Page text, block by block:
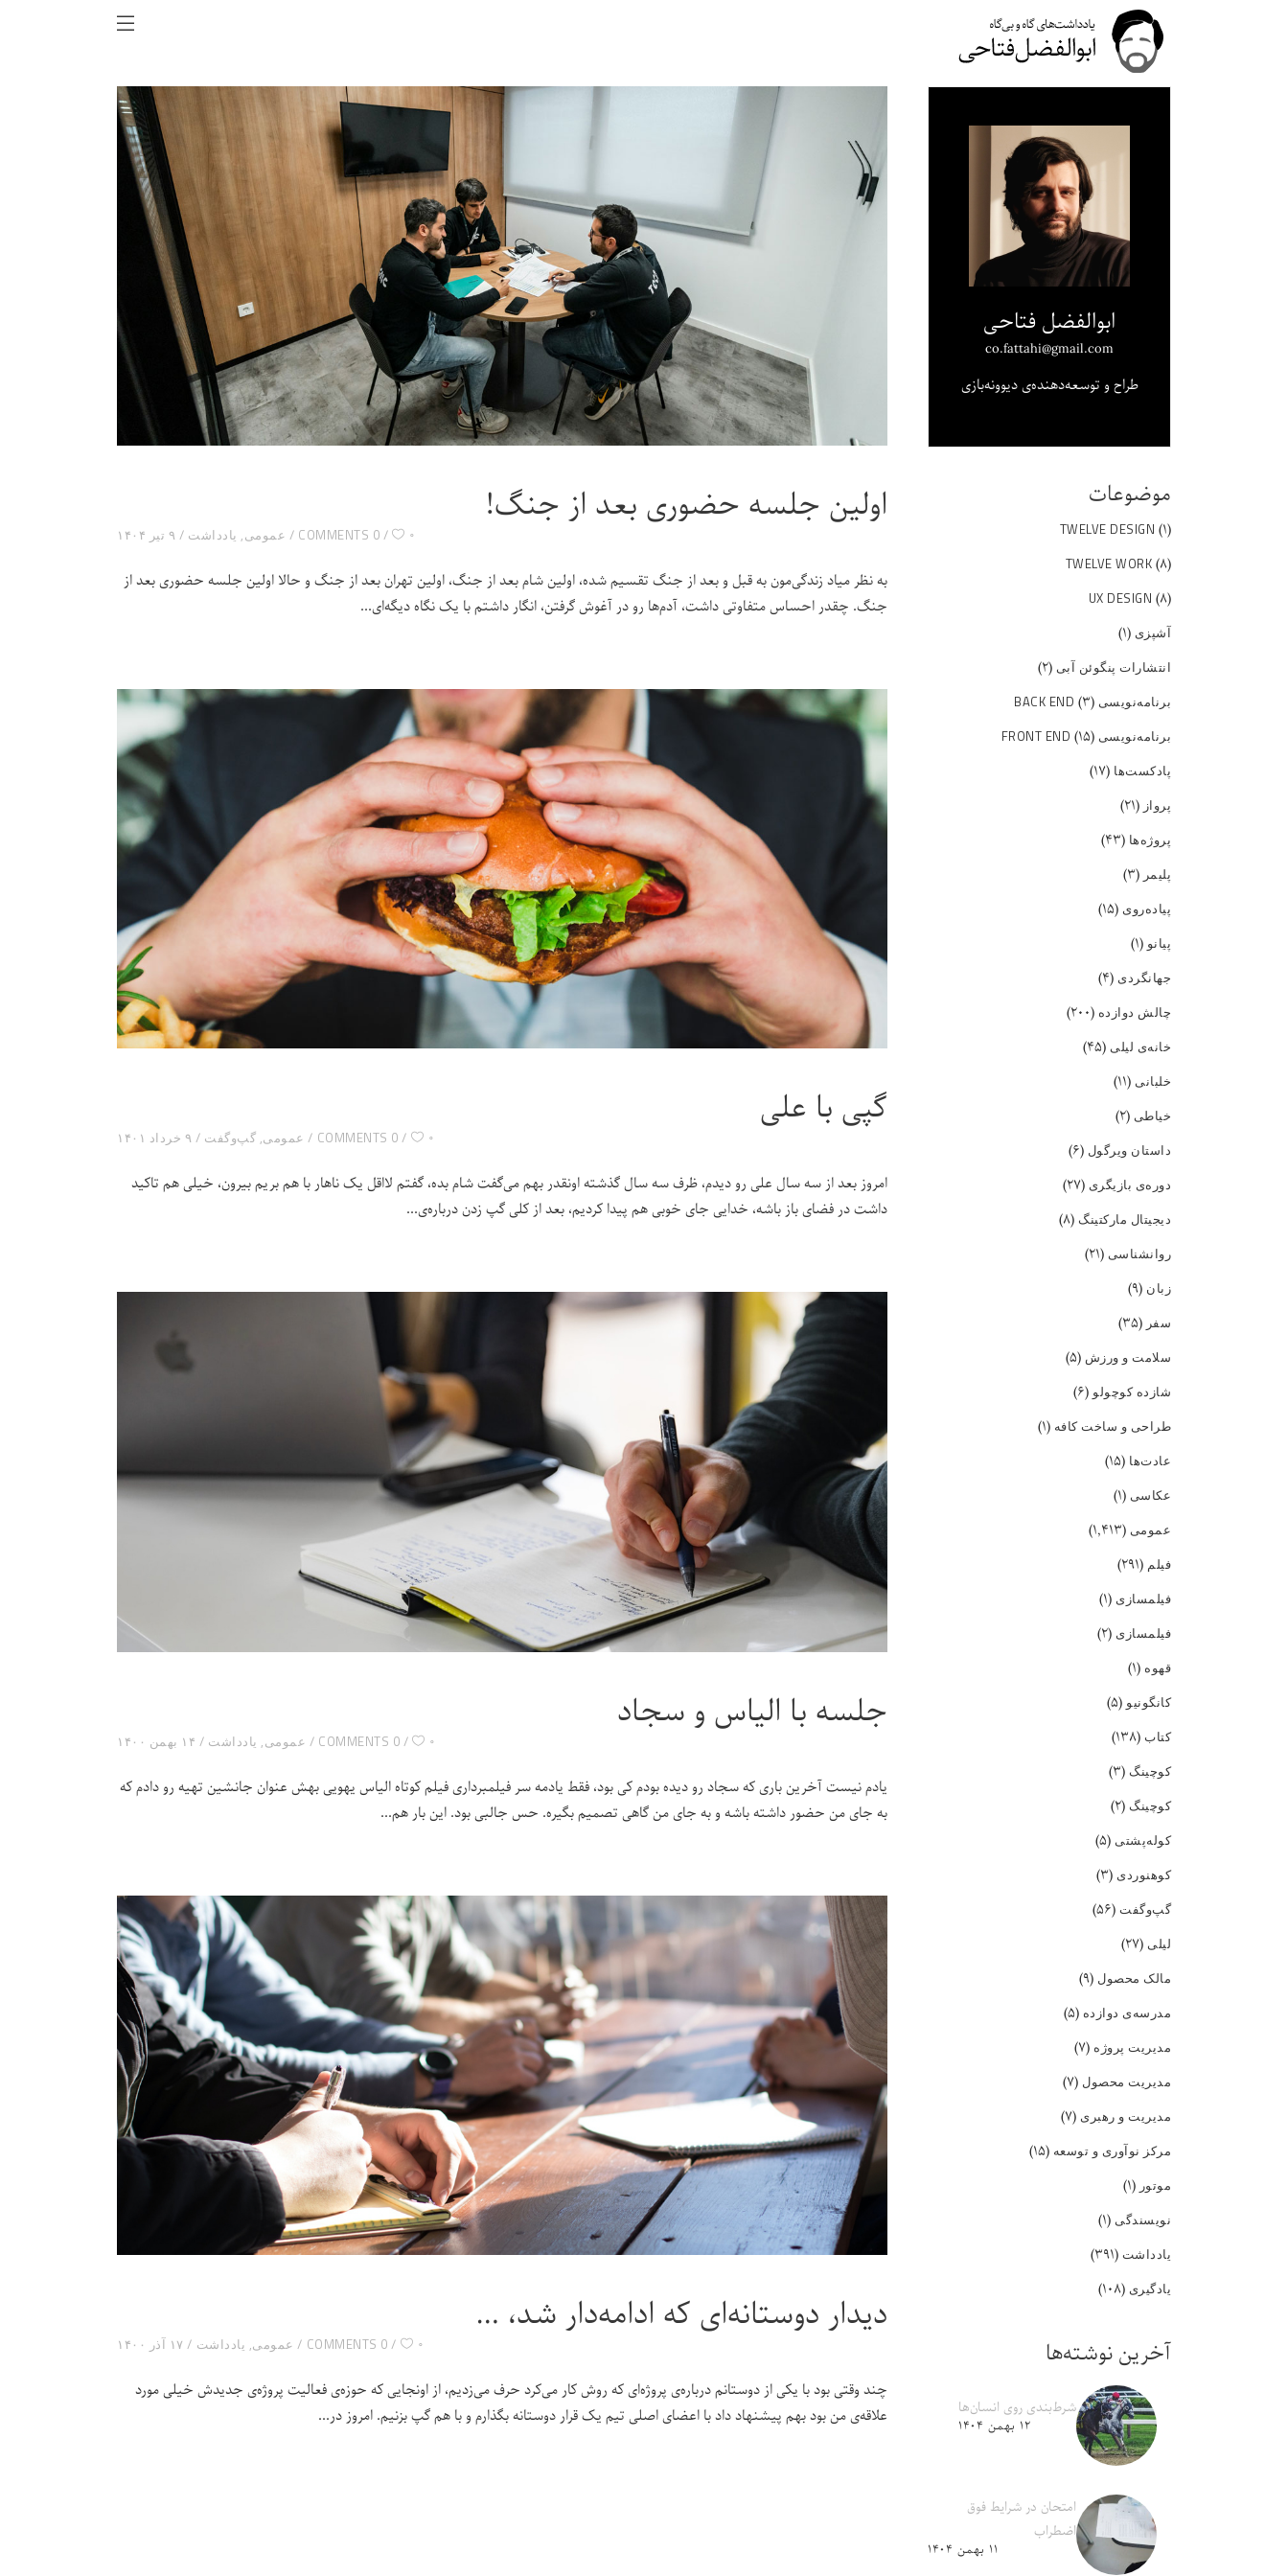
اولین جلسه حضوری بعد از جنگ!
۹ تیر ۱۴۰۴ عمومی, یادداشت 0 COMMENTS ۰
به نظر میاد زندگی‌مون به قبل و بعد از جنگ تقسیم شده، اولین شام بعد از جنگ، اولین تهران بعد از جنگ و حالا اولین جلسه حضوری بعد از
جنگ. چقدر احساس متفاوتی داشت، آدم‌ها رو در آغوش گرفتن، انگار داشتم با یک نگاه دیگه‌ای
گپی با علی
۹ خرداد ۱۴۰۱ عمومی, گپ‌و‌گفت 0 COMMENTS ۰
امروز بعد از سه سال علی رو دیدم، ظرف سه سال گذشته اونقدر بهم می‌گفت شام بده، گفتم لااقل یک ناهار با هم بریم بیرون، خیلی هم تاکید
داشت در فضای باز باشه، خدایی جای خوبی هم پیدا کردیم، بعد از کلی گپ زدن درباره‌ی
جلسه با الیاس و سجاد
۱۴ بهمن ۱۴۰۰ عمومی, یادداشت 0 COMMENTS ۰
یادم نیست آخرین باری که سجاد رو دیده بودم کی بود، فقط یادمه سر فیلمبرداری فیلم کوتاه الیاس یهویی بهش عنوان جانشین تهیه رو دادم که
به جای من حضور داشته باشه و به جای من گاهی تصمیم بگیره. حس جالبی بود. این بار هم
دیدار دوستانه‌ای که ادامه‌دار شد، …
۱۷ آذر ۱۴۰۰ عمومی, یادداشت 0 COMMENTS ۰
چند وقتی بود با یکی از دوستانم درباره‌ی پروژه‌ای که روش کار می‌کرد حرف می‌زدیم، از اونجایی که حوزه‌ی فعالیت پروژه‌ی جدیدش خیلی مورد
علاقه‌ی من بود بهم پیشنهاد داد با اعضای اصلی تیم یک قرار دوستانه بگذارم و با هم گپ بزنیم. امروز در
ابوالفضل فتاحی
co.fattahi@gmail.com
طراح و توسعه‌دهنده‌ی دیوونه‌بازی
موضوعات
TWELVE DESIGN (۱)
TWELVE WORK (۸)
UX DESIGN (۸)
آشپزی (۱)
انتشارات پنگوئن آبی (۲)
برنامه‌نویسی BACK END (۳)
برنامه‌نویسی FRONT END (۱۵)
پادکست‌ها (۱۷)
پرواز(۲۱)
پروژه‌ها (۴۳)
پلیمر(۳)
پیاده‌روی (۱۵)
پیانو(۱)
جهانگردی (۴)
چالش دوازده (۲۰۰)
خانه‌ی لیلی (۴۵)
خلبانی (۱۱)
خیاطی (۲)
داستان ویرگول (۶)
دوره‌ی بازیگری (۲۷)
دیجیتال مارکتینگ (۸)
روانشناسی (۲۱)
زبان (۹)
سفر(۳۵)
سلامت و ورزش (۵)
شازده کوچولو(۶)
طراحی و ساخت کافه (۱)
عادت‌ها (۱۵)
عکاسی (۱)
عمومی (۱,۴۱۳)
فیلم (۲۹۱)
فیلمسازی (۱)
فیلمسازی (۲)
قهوه (۱)
کانگونیو(۵)
کتاب (۱۳۸)
کوچینگ (۳)
کوچینگ (۲)
کوله‌پشتی (۵)
کوهنوردی (۳)
گپ‌و‌گفت (۵۶)
لیلی (۲۷)
مالک محصول (۹)
مدرسه‌ی دوازده (۵)
مدیریت پروژه (۷)
مدیریت محصول (۷)
مدیریت و رهبری (۷)
مرکز نوآوری و توسعه (۱۵)
موتور(۱)
نویسندگی (۱)
یادداشت (۳۹۱)
یادگیری (۱۰۸)
آخرین نوشته‌ها
شرط‌بندی روی انسان‌ها
۱۲ بهمن ۱۴۰۴
امتحان در شرایط فوق
اضطراب
۱۱ بهمن ۱۴۰۴